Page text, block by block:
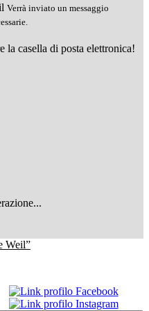
Verrà inviato un messaggio
la casella di posta elettronica!